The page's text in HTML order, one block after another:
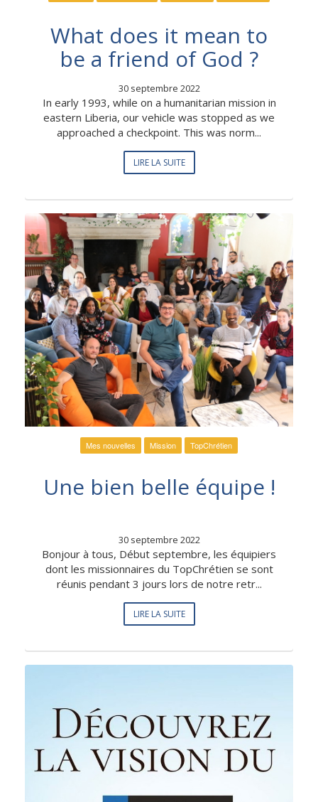
What does it mean to
be a friend of God ?
30 septembre 2022
In early 1993, while on a humanitarian mission in
eastern Liberia, our vehicle was stopped as we
approached a checkpoint. This was norm...
LIRE LA SUITE
Mes nouvelles Mission TopChrétien
Une bien belle équipe !
30 septembre 2022
Bonjour à tous, Début septembre, les équipiers
dont les missionnaires du TopChrétien se sont
réunis pendant 3 jours lors de notre retr...
LIRE LA SUITE